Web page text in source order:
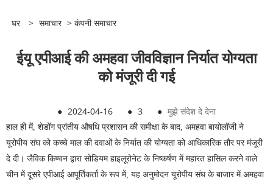
घर > समाचार > कंपनी समाचार
ईयू एपीआई की अमहवा जीवविज्ञान निर्यात योग्यता
को मंजूरी दी गई
● 2024-04-16 ● 3 ● मुझे संदेश दे देना
हाल ही में, शेडोंग प्रांतीय औषधि प्रशासन की समीक्षा के बाद, अमहवा बायोलॉजी ने
यूरोपीय संघ को कच्चे माल की दवाओं के निर्यात की योग्यता को आधिकारिक तौर पर मंजूरी
दे दी। जैविक किण्वन द्वारा सोडियम हाइलूरोनेट के निष्कर्षण में महारत हासिल करने वाले
चीन में दूसरे एपीआई आपूर्तिकर्ता के रूप में, यह अनुमोदन यूरोपीय संघ के बाजार में अमहवा